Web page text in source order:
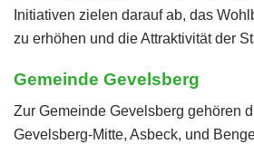
Initiativen zielen darauf ab, das
zu erhöhen und die Attraktivität der
Gemeinde Gevelsberg
Zur Gemeinde Gevelsberg gehören
Gevelsberg-Mitte, Asbeck, und